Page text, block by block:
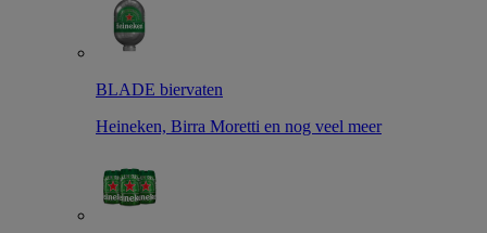
BLADE biervaten
Heineken, Birra Moretti en nog veel meer